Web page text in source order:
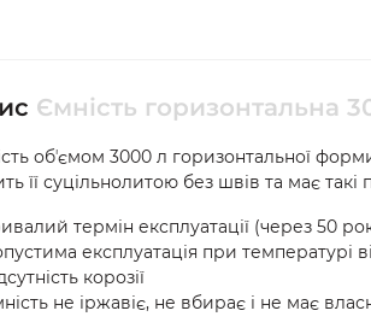
Ємність горизонтальна
обʼємом 3000 л горизонтальної
її суцільнолитою без швів та має такі
термін експлуатації (через 50
експлуатація при температурі
корозії
не іржавіє, не вбирає і не має